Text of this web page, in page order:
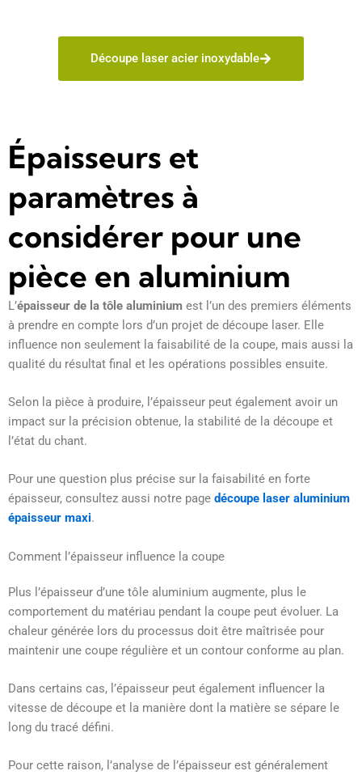
Découpe laser acier inoxydable
Épaisseurs et
paramètres à
considérer pour une
pièce en aluminium
L’épaisseur de la tôle aluminium est l’un des premiers éléments
à prendre en compte lors d’un projet de découpe laser. Elle
influence non seulement la faisabilité de la coupe, mais aussi la
qualité du résultat final et les opérations possibles ensuite.
Selon la pièce à produire, l’épaisseur peut également avoir un
impact sur la précision obtenue, la stabilité de la découpe et
l’état du chant.
Pour une question plus précise sur la faisabilité en forte
épaisseur, consultez aussi notre page découpe laser aluminium
épaisseur maxi.
Comment l’épaisseur influence la coupe
Plus l’épaisseur d’une tôle aluminium augmente, plus le
comportement du matériau pendant la coupe peut évoluer. La
chaleur générée lors du processus doit être maîtrisée pour
maintenir une coupe régulière et un contour conforme au plan.
Dans certains cas, l’épaisseur peut également influencer la
vitesse de découpe et la manière dont la matière se sépare le
long du tracé défini.
Pour cette raison, l’analyse de l’épaisseur est généralement